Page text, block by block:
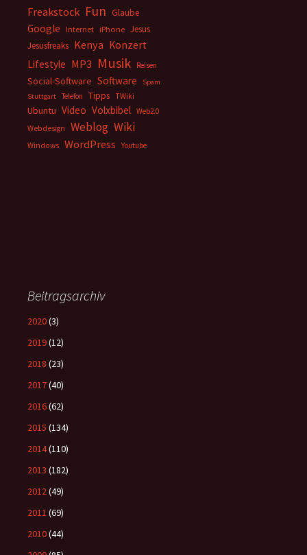
Freakstock Fun Glaube
Google Internet iPhone Jesus
Jesusfreaks Kenya Konzert
Lifestyle MP3 Musik Reisen
Social-Software Software
Spam
Stuttgart
Telefon Tipps TWiki
Ubuntu Video Volxbibel Web2.0
Webdesign
Weblog Wiki
Windows WordPress Youtube
Beitragsarchiv
2020(3)
2019(12)
2018 (23)
2017(40)
2016(62)
2015 (134)
2014(110)
2013 (182)
2012(49)
2011 (69)
2010(44)